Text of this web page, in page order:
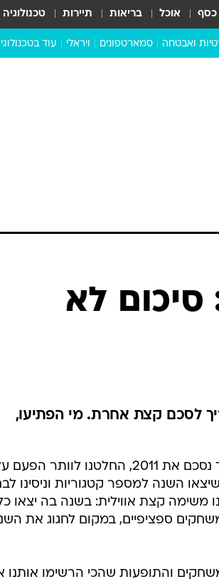
כסף אוכל בריאות תיירות טכנולוגיה
ואבטחה סמארטפונים ויראלי עוד
השנה 2011: סיכום לא
לסכם קצת אחרת. מי הפתיעו,
סיכום השנה הזה לא הולך להיות שגרתי. כשחשבנו כיצד נסכם את 2011, החלטנו לוותר
השנה למספר קטגוריות וניסינו
משימה קצת אווילית: בשנה בה יצאו
ספציפיים, במקום לחגוג את
והתופעות שהכי הרשימו אותנו